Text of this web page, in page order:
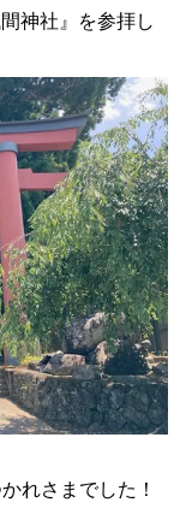
神社』を参拝し
れさまでした！